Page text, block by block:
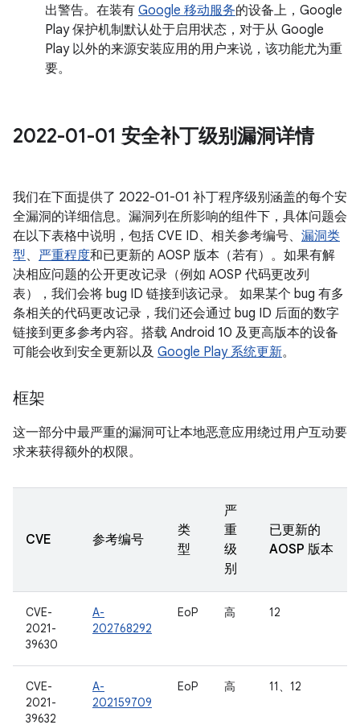
出警告。在装有 Google 移动服务的设备上，Google
Play 保护机制默认处于启用状态，对于从 Google
Play 以外的来源安装应用的用户来说，该功能尤为重
要。
2022-01-01 安全补丁级别漏洞详情
我们在下面提供了 2022-01-01 补丁程序级别涵盖的每个安
全漏洞的详细信息。漏洞列在所影响的组件下，具体问题会
在以下表格中说明，包括 CVE ID、相关参考编号、 漏洞类
型、 严重程度和已更新的 AOSP 版本（若有）。如果有解
决相应问题的公开更改记录（例如 AOSP 代码更改列
表），我们会将 bug ID 链接到该记录。 如果某个 bug 有多
条相关的代码更改记录，我们还会通过 bug ID 后面的数字
链接到更多参考内容。搭载 Android 10 及更高版本的设备
可能会收到安全更新以及 Google Play 系统更新。
框架
这一部分中最严重的漏洞可让本地恶意应用绕过用户互动要
求来获得额外的权限。
CVE 参考编号
类
型
严
重
级
别
已更新的
AOSP 版本
CVE-
2021-
39630
A-
202768292
EoP 高 12
CVE-
2021-
39632
A-
202159709
EoP 高 11、12